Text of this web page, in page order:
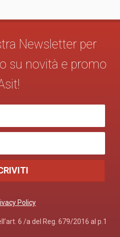
Newsletter per
su novità e promo
Policy
6 /a del Reg. 679/2016 al p.1